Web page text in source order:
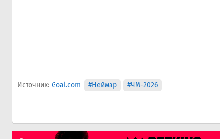
Источник: Goal.com #Неймар #ЧМ-2026